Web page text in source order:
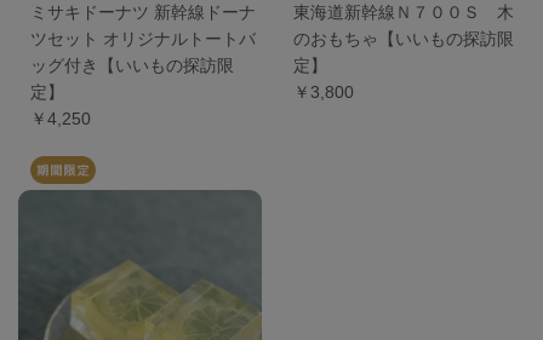
ミサキドーナツ 新幹線ドーナ
ツセット オリジナルトートバ
ッグ付き【いいもの探訪限
定】
￥4,250
東海道新幹線Ｎ７００Ｓ 木
のおもちゃ【いいもの探訪限
定】
￥3,800